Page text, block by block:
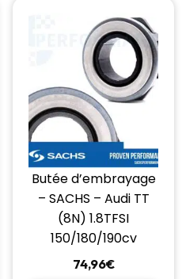
Butée d’embrayage
– SACHS – Audi TT
(8N) 1.8TFSI
150/180/190cv
74,96€